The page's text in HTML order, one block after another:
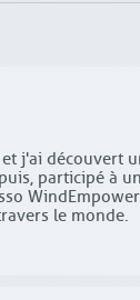
j'ai découvert
participé à
le monde.